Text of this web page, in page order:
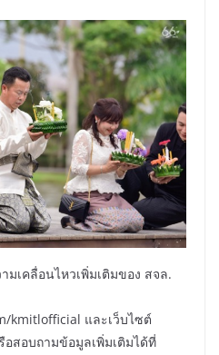
เคลื่อนไหวเพิ่มเติมของ สจล.
kmitlofficial และเว็บไซต์
สอบถามข้อมูลเพิ่มเติมได้ที่